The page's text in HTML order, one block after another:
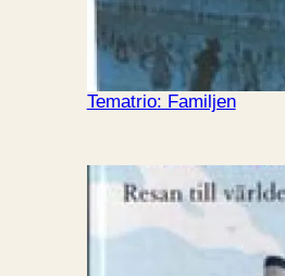
Tematrio: Familjen